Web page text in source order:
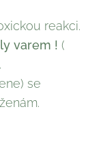
reakci.
varem ! (
se